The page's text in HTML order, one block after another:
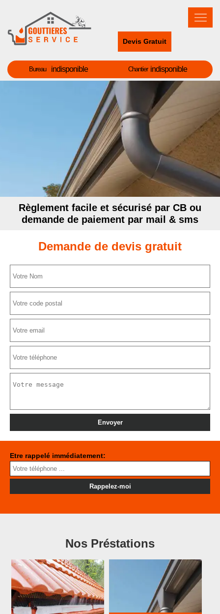
Devis Gratuit
Bureau indisponible Chantier indisponible
Règlement facile et sécurisé par CB ou
demande de paiement par mail & sms
Demande de devis gratuit
Etre rappelé immédiatement:
Nos Préstations